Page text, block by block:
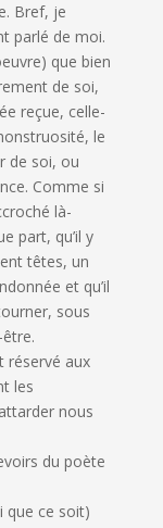
Bref, je
parlé de moi.
que bien
de soi,
reçue, celle-
le
de soi, ou
Comme si
là-
part, qu’il y
têtes, un
et qu’il
sous
réservé aux
les
nous
du poète
que ce soit)